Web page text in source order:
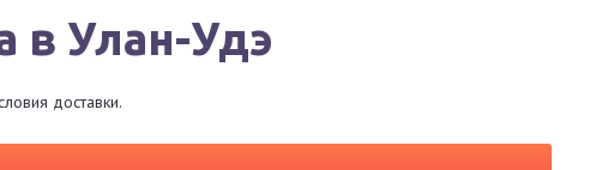
в Улан-Удэ
доставки.